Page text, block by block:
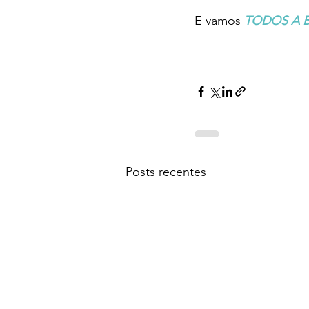
E vamos TODOS A
Posts recentes